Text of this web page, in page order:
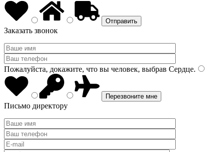
Заказать звонок
Пожалуйста, докажите, что вы человек, выбрав Сердце.
Письмо директору